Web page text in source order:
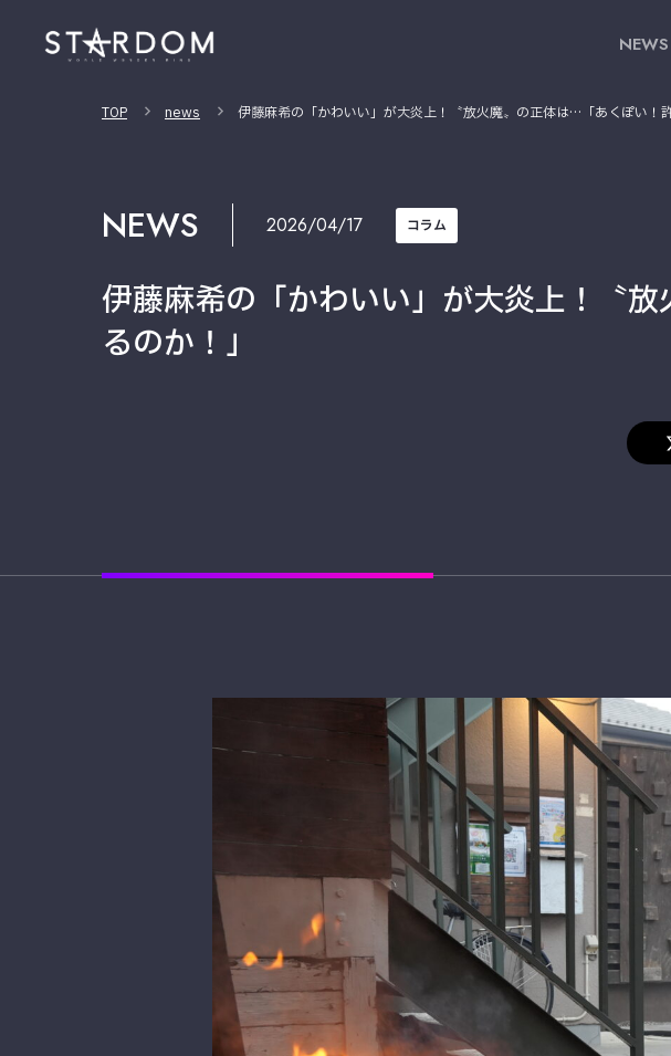
NEWS
TOP news 伊藤麻希の「かわいい」が大炎上！〝放火魔〟の正体は…「あくぽい！
NEWS 2026/04/17 コラム
伊藤麻希の「かわいい」が大炎上！〝
るのか！」